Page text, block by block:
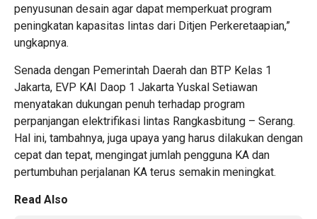
penyusunan desain agar dapat memperkuat program
peningkatan kapasitas lintas dari Ditjen Perkeretaapian,”
ungkapnya.
Senada dengan Pemerintah Daerah dan BTP Kelas 1
Jakarta, EVP KAI Daop 1 Jakarta Yuskal Setiawan
menyatakan dukungan penuh terhadap program
perpanjangan elektrifikasi lintas Rangkasbitung – Serang.
Hal ini, tambahnya, juga upaya yang harus dilakukan dengan
cepat dan tepat, mengingat jumlah pengguna KA dan
pertumbuhan perjalanan KA terus semakin meningkat.
Read Also